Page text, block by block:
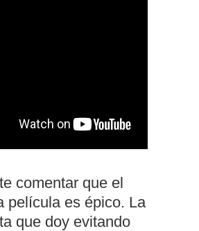
comentar que el
película es épico. La
que doy evitando